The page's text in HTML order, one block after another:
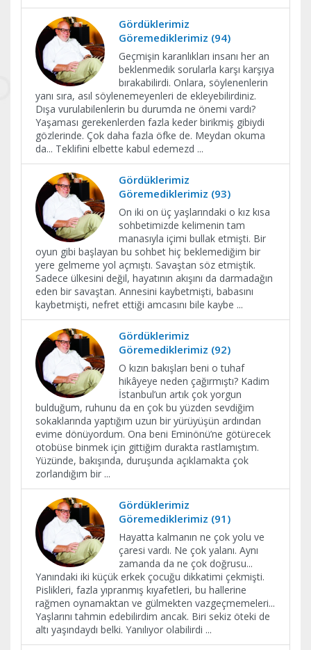
Gördüklerimiz
Göremediklerimiz (94)
Geçmişin karanlıkları insanı her an
beklenmedik sorularla karşı karşıya
bırakabilirdi. Onlara, söylenenlerin
yanı sıra, asıl söylenemeyenleri de ekleyebilirdiniz.
Dışa vurulabilenlerin bu durumda ne önemi vardı?
Yaşaması gerekenlerden fazla keder birikmiş gibiydi
gözlerinde. Çok daha fazla öfke de. Meydan okuma
da... Teklifini elbette kabul edemezd ...
Gördüklerimiz
Göremediklerimiz (93)
On iki on üç yaşlarındaki o kız kısa
sohbetimizde kelimenin tam
manasıyla içimi bullak etmişti. Bir
oyun gibi başlayan bu sohbet hiç beklemediğim bir
yere gelmeme yol açmıştı. Savaştan söz etmiştik.
Sadece ülkesini değil, hayatının akışını da darmadağın
eden bir savaştan. Annesini kaybetmişti, babasını
kaybetmişti, nefret ettiği amcasını bile kaybe ...
Gördüklerimiz
Göremediklerimiz (92)
O kızın bakışları beni o tuhaf
hikâyeye neden çağırmıştı? Kadim
İstanbul’un artık çok yorgun
bulduğum, ruhunu da en çok bu yüzden sevdiğim
sokaklarında yaptığım uzun bir yürüyüşün ardından
evime dönüyordum. Ona beni Eminönü’ne götürecek
otobüse binmek için gittiğim durakta rastlamıştım.
Yüzünde, bakışında, duruşunda açıklamakta çok
zorlandığım bir ...
Gördüklerimiz
Göremediklerimiz (91)
Hayatta kalmanın ne çok yolu ve
çaresi vardı. Ne çok yalanı. Aynı
zamanda da ne çok doğrusu...
Yanındaki iki küçük erkek çocuğu dikkatimi çekmişti.
Pislikleri, fazla yıpranmış kıyafetleri, bu hallerine
rağmen oynamaktan ve gülmekten vazgeçmemeleri...
Yaşlarını tahmin edebilirdim ancak. Biri sekiz öteki de
altı yaşındaydı belki. Yanılıyor olabilirdi ...